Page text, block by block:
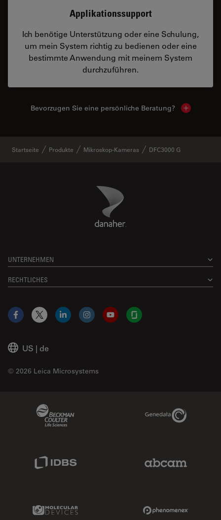
Applikationssupport
Ich benötige Unterstützung oder eine Schulung,
um mein System richtig zu bedienen oder eine
bestimmte Anwendung mit meinem System
durchzuführen.
Bevorzugen Sie eine persönliche Beratung? Show
Startseite Produkte Mikroskop-Kameras DFC3000 G
Danaher Logo
UNTERNEHMEN
RECHTLICHES
US | de
© 2026 Leica Microsystems
Facebook
X LinkedInInstagramYouTubeGlassdoor
Genedata Link
Molecular Devices Link